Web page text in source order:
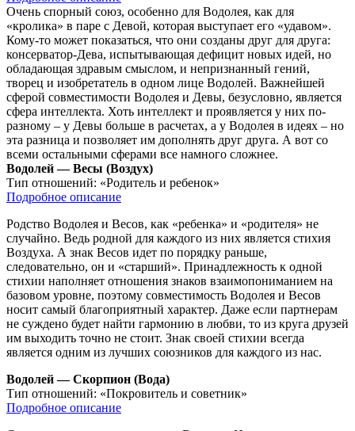
Очень спорный союз, особенно для Водолея, как для
«кролика» в паре с Девой, которая выступает его «удавом».
Кому-то может показаться, что они созданы друг для друга:
консерватор-Дева, испытывающая дефицит новых идей, но
обладающая здравым смыслом, и непризнанный гений,
творец и изобретатель в одном лице Водолей. Важнейшей
сферой совместимости Водолея и Девы, безусловно, является
сфера интеллекта. Хоть интеллект и проявляется у них по-
разному – у Девы больше в расчетах, а у Водолея в идеях – но
эта разница и позволяет им дополнять друг друга. А вот со
всеми остальными сферами все намного сложнее.
Водолей — Весы (Воздух)
Тип отношений: «Родитель и ребенок»
Подробное описание
Родство Водолея и Весов, как «ребенка» и «родителя» не
случайно. Ведь родной для каждого из них является стихия
Воздуха. А знак Весов идет по порядку раньше,
следовательно, он и «старший». Принадлежность к одной
стихии наполняет отношения знаков взаимопониманием на
базовом уровне, поэтому совместимость Водолея и Весов
носит самый благоприятный характер. Даже если партнерам
не суждено будет найти гармонию в любви, то из круга друзей
им выходить точно не стоит. Знак своей стихии всегда
является одним из лучших союзников для каждого из нас.
Водолей — Скорпион (Вода)
Тип отношений: «Покровитель и советник»
Подробное описание